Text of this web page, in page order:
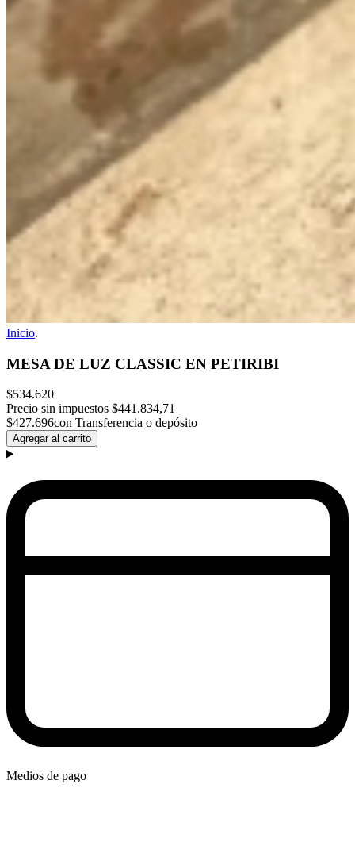
Inicio.
MESA DE LUZ CLASSIC EN PETIRIBI
$534.620
Precio sin impuestos $441.834,71
$427.696con Transferencia o depósito
Agregar al carrito
Medios de pago